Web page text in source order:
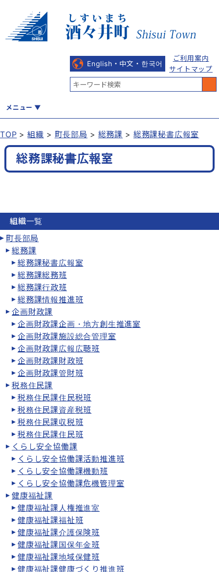
English・中文・한국어
ご利用案内
サイトマップ
メニュー
くらし 健康・福祉 教育・文化 産業・しごと
TOP 組織 町長部局 総務課 総務課秘書広報室
総務課秘書広報室
組織一覧
町長部局
総務課
総務課秘書広報室
総務課総務班
総務課行政班
総務課情報推進班
企画財政課
企画財政課企画・地方創生推進室
企画財政課施設総合管理室
企画財政課広報広聴班
企画財政課財政班
企画財政課管財班
税務住民課
税務住民課住民税班
税務住民課資産税班
税務住民課収税班
税務住民課住民班
くらし安全協働課
くらし安全協働課活動推進班
くらし安全協働課機動班
くらし安全協働課危機管理室
健康福祉課
健康福祉課人権推進室
健康福祉課福祉班
健康福祉課介護保険班
健康福祉課国保年金班
健康福祉課地域保健班
健康福祉課健康づくり推進班